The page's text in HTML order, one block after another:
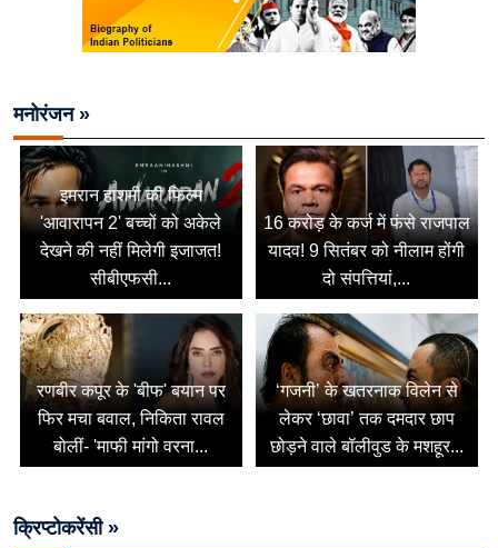
मनोरंजन »
इमरान हाशमी की फिल्म
'आवारापन 2' बच्चों को अकेले
देखने की नहीं मिलेगी इजाजत!
सीबीएफसी...
16 करोड़ के कर्ज में फंसे राजपाल
यादव! 9 सितंबर को नीलाम होंगी
दो संपत्तियां,...
रणबीर कपूर के 'बीफ' बयान पर
फिर मचा बवाल, निकिता रावल
बोलीं- 'माफी मांगो वरना...
‘गजनी’ के खतरनाक विलेन से
लेकर ‘छावा’ तक दमदार छाप
छोड़ने वाले बॉलीवुड के मशहूर...
क्रिप्टोकरेंसी »